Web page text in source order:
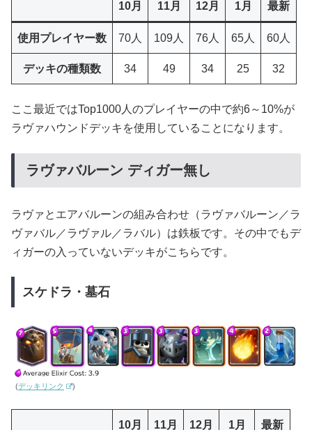
10月 11月 12月 1月 最新
使用プレイヤー数 70人 109人 76人 65人 60人
デッキの種類数 34 49 34 25 32
ここ最近ではTop1000人のプレイヤーの中で約6～10%が
ラヴァハウンドデッキを使用していることになります。
ラヴァバルーン ディガー無し
ラヴァとエアバルーンの組み合わせ（ラヴァバルーン／ラ
ヴァバル／ラヴァル／ラバル）は鉄板です。その中でもデ
ィガーの入っていないデッキがこちらです。
スケドラ・墓石
(デッキリンク )
10月 11月 12月 1月 最新